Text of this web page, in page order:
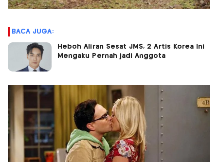
BACA JUGA:
Heboh Aliran Sesat JMS, 2 Artis Korea Ini
Mengaku Pernah jadi Anggota